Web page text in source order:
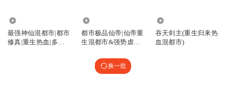
最强神仙混都市|都市
修真|重生热血|多女
都市极品仙帝|仙帝重
生混都市&强势虐杀
吞天剑主(重生归来热
血混都市)
换一批